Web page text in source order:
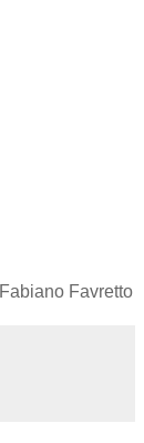
Fabiano Favretto